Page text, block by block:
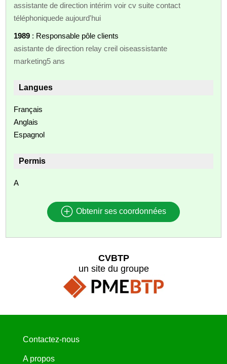
assistante de direction intérim voir cv suite contact
téléphoniquede aujourd'hui
1989 : Responsable pôle clients
asistante de direction relay creil oiseassistante
marketing5 ans
Langues
Français
Anglais
Espagnol
Permis
A
Obtenir ses coordonnées
CVBTP
un site du groupe
Contactez-nous
A propos